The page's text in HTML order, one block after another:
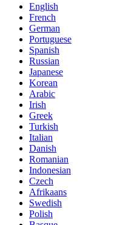
English
French
German
Portuguese
Spanish
Russian
Japanese
Korean
Arabic
Irish
Greek
Turkish
Italian
Danish
Romanian
Indonesian
Czech
Afrikaans
Swedish
Polish